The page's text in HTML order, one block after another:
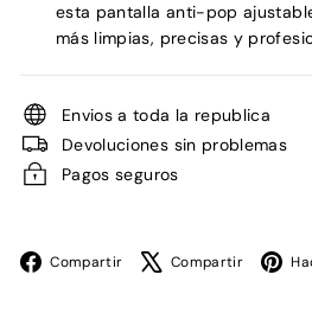
esta pantalla anti-pop
más limpias, precisas y
Envios a toda la republica
Devoluciones sin problemas
Pagos seguros
Compartir Facebook
Compartir X